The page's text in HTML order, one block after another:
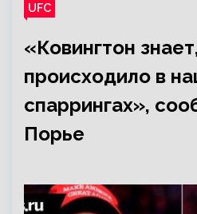
UFC
«Ковингтон
происходило в
спаррингах»,
Порье